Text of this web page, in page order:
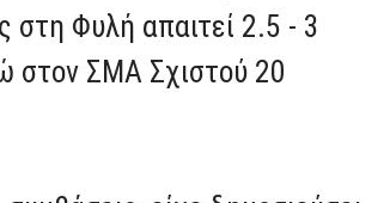
Φυλή απαιτεί 2.5 - 3
στον ΣΜΑ Σχιστού 20